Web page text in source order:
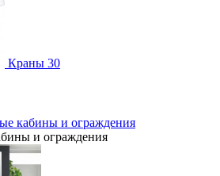
Краны 30
кабины и ограждения
и ограждения